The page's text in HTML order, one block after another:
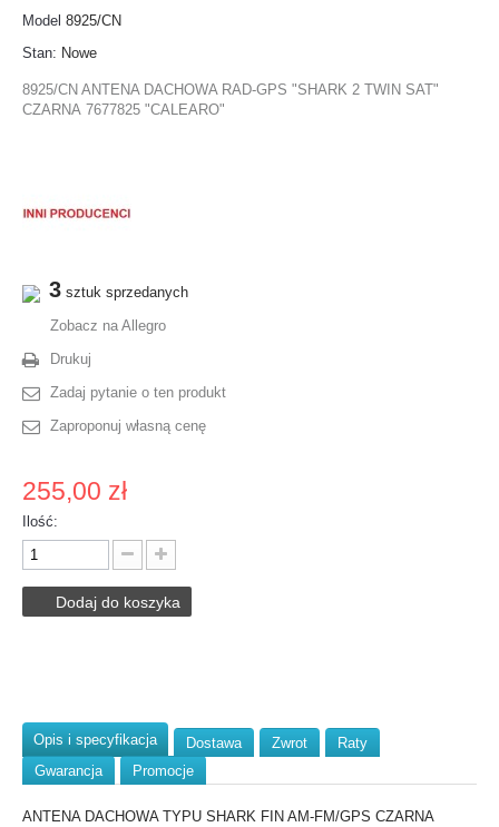
Model 8925/CN
Stan: Nowe
8925/CN ANTENA DACHOWA RAD-GPS "SHARK 2 TWIN SAT"
CZARNA 7677825 "CALEARO"
3 sztuk sprzedanych
Zobacz na Allegro
Drukuj
Zadaj pytanie o ten produkt
Zaproponuj własną cenę
255,00 zł
Ilość:
Dodaj do koszyka
Opis i specyfikacja Dostawa Zwrot
Raty
Gwarancja
Promocje
ANTENA DACHOWA TYPU SHARK FIN AM-FM/GPS CZARNA